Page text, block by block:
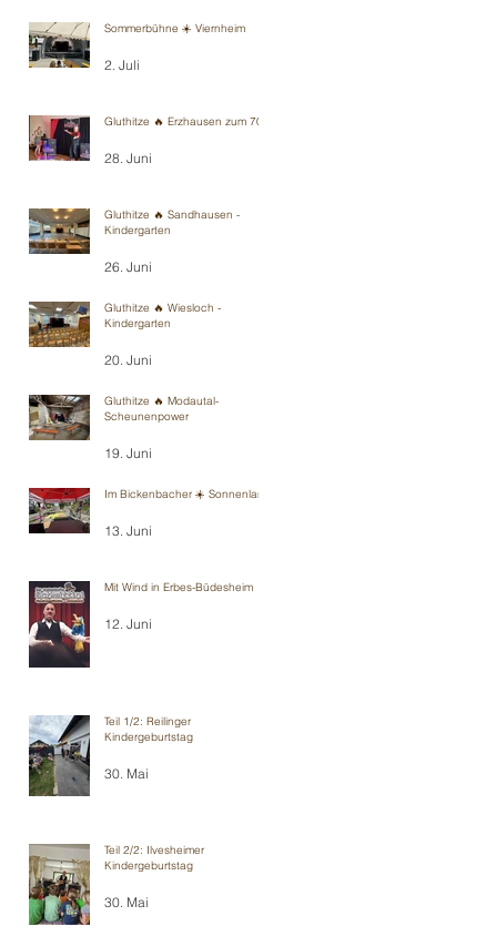
Sommerbühne ☀️ Viernheim
2. Juli
Gluthitze 🔥 Erzhausen zum 70.
28. Juni
Gluthitze 🔥 Sandhausen -
Kindergarten
26. Juni
Gluthitze 🔥 Wiesloch -
Kindergarten
20. Juni
Gluthitze 🔥 Modautal-
Scheunenpower
19. Juni
Im Bickenbacher ☀️ Sonnenland
13. Juni
Mit Wind in Erbes-Büdesheim
12. Juni
Teil 1/2: Reilinger
Kindergeburtstag
30. Mai
Teil 2/2: Ilvesheimer
Kindergeburtstag
30. Mai